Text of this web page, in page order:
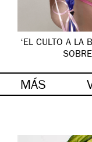
‘EL CULTO A LA
MÁS